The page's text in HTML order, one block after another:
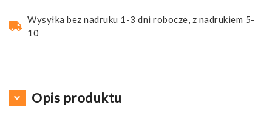
Wysyłka bez nadruku 1-3 dni robocze, z nadrukiem 5-
10
Opis produktu